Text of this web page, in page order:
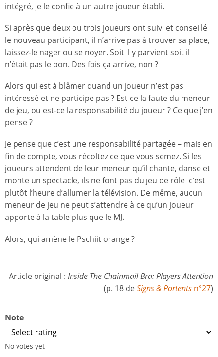
intégré, je le confie à un autre joueur établi.
Si après que deux ou trois joueurs ont suivi et conseillé
le nouveau participant, il n’arrive pas à trouver sa place,
laissez-le nager ou se noyer. Soit il y parvient soit il
n’était pas le bon. Des fois ça arrive, non ?
Alors qui est à blâmer quand un joueur n’est pas
intéressé et ne participe pas ? Est-ce la faute du meneur
de jeu, ou est-ce la responsabilité du joueur ? Ce que j’en
pense ?
Je pense que c’est une responsabilité partagée – mais en
fin de compte, vous récoltez ce que vous semez. Si les
joueurs attendent de leur meneur qu’il chante, danse et
monte un spectacle, ils ne font pas du jeu de rôle c’est
plutôt l’heure d’allumer la télévision. De même, aucun
meneur de jeu ne peut s’attendre à ce qu’un joueur
apporte à la table plus que le MJ.
Alors, qui amène le Pschiit orange ?
Article original : Inside The Chainmail Bra: Players Attention
(p. 18 deSigns & Portents n°27)
Note
No votes yet